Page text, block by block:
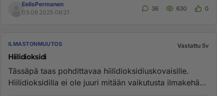
EelisPermanen
03.09.2025 06:21
36 630 0
ILMASTONMUUTOS Vastattu 5v
Hiilidioksidi
Tässäpä taas pohdittavaa hiilidioksidiuskovaisille.
Hiilidioksidilla ei ole juuri mitään vaikutusta ilmakehän